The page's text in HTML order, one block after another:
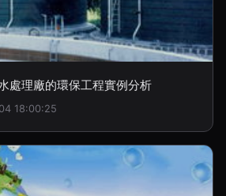
處理廠的環保工程實例分析
18:00:25